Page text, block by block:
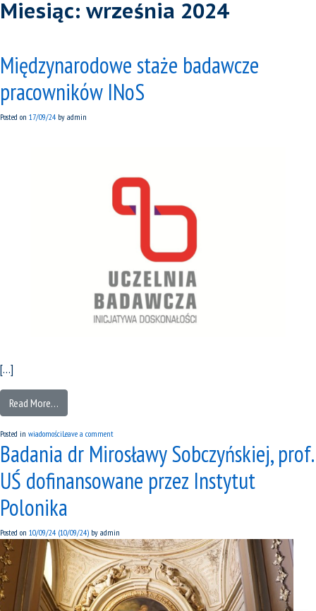
Miesiąc: września 2024
Międzynarodowe staże badawcze
pracowników INoS
Posted on 17/09/24 by admin
[…]
Read More…
Posted in wiadomościLeave a comment
Badania dr Mirosławy Sobczyńskiej, prof.
UŚ dofinansowane przez Instytut
Polonika
Posted on 10/09/24 (10/09/24) by admin